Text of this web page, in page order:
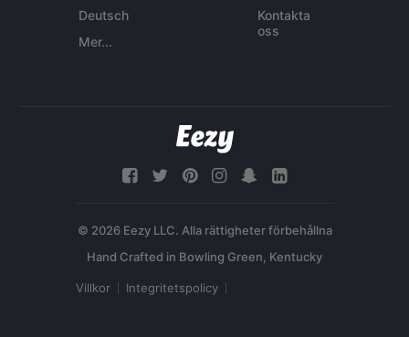
Deutsch
Mer...
Kontakta
oss
© 2026 Eezy LLC. Alla rättigheter förbehållna
Villkor Integritetspolicy